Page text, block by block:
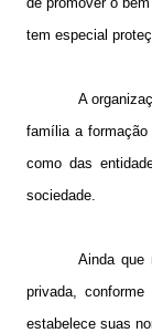
tem especial
A
família a
como das
sociedade.
Ainda que
privada,
estabelece suas